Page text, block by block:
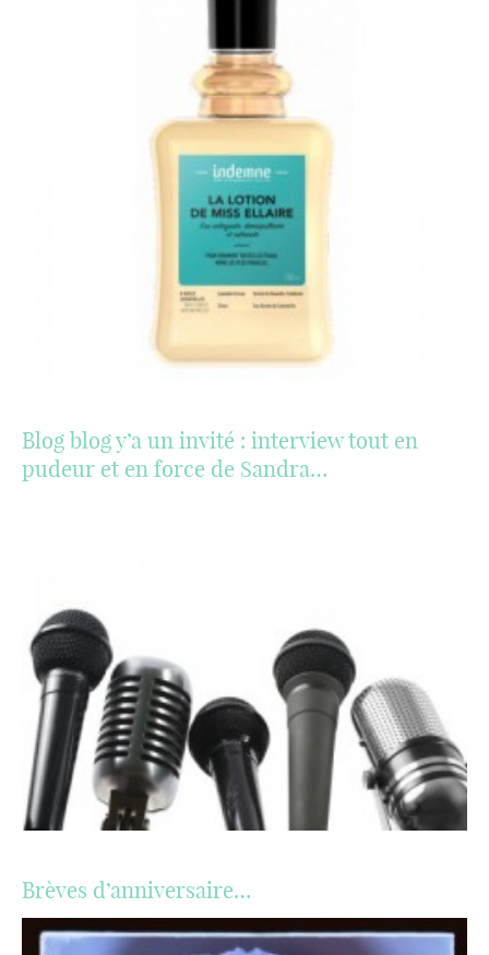
Blog blog y’a un invité : interview tout en
pudeur et en force de Sandra…
Brèves d’anniversaire…